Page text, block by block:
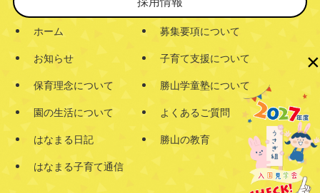
ホーム
お知らせ
保育理念について
園の生活について
はなまる日記
はなまる子育て通信
募集要項について
子育て支援について
勝山学童塾について
よくあるご質問
勝山の教育
×